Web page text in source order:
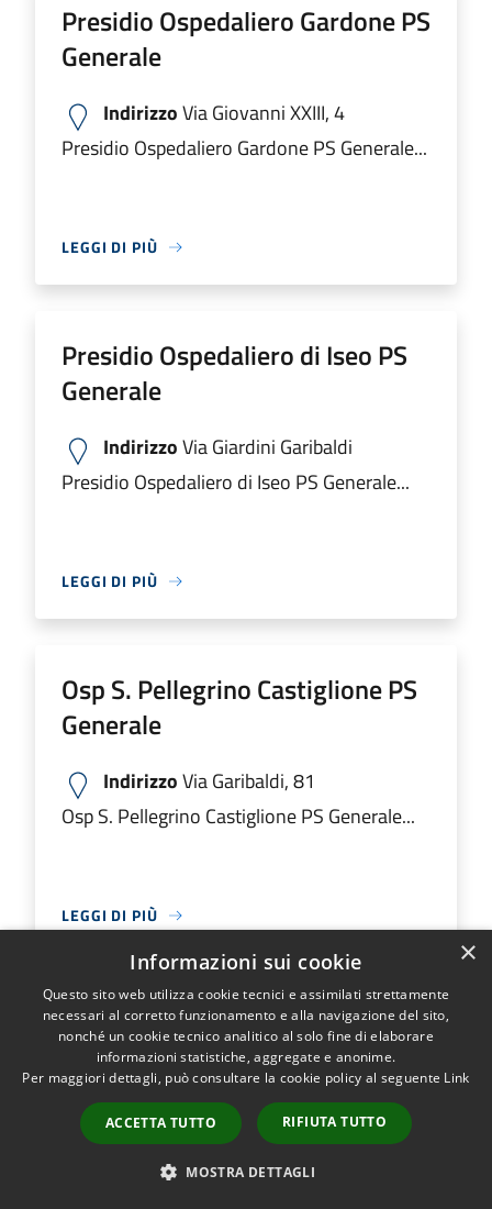
Presidio Ospedaliero Gardone PS
Generale
IndirizzoVia Giovanni XXIII, 4
Presidio Ospedaliero Gardone PS Generale...
LEGGI DI PIÙ
Presidio Ospedaliero di Iseo PS
Generale
IndirizzoVia Giardini Garibaldi
Presidio Ospedaliero di Iseo PS Generale...
LEGGI DI PIÙ
Osp S. Pellegrino Castiglione PS
Generale
IndirizzoVia Garibaldi, 81
Osp S. Pellegrino Castiglione PS Generale...
LEGGI DI PIÙ
Ospedale M.O. Locatelli Piario PS
Generale
IndirizzoVia Groppino, 22
Ospedale M.O. Locatelli Piario PS Generale...
×
Informazioni sui cookie
Questo sito web utilizza cookie tecnici e assimilati strettamente
necessari al corretto funzionamento e alla navigazione del sito,
nonché un cookie tecnico analitico al solo fine di elaborare
informazioni statistiche, aggregate e anonime.
Per maggiori dettagli, può consultare la cookie policy al seguente Link
ACCETTA TUTTO RIFIUTA TUTTO
MOSTRA DETTAGLI